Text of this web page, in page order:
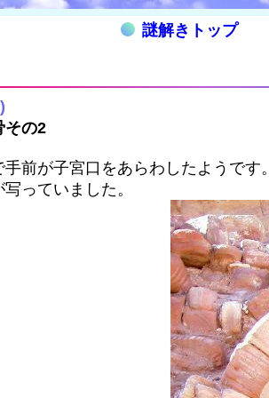
謎解きトップ
の2
前が子宮口をあらわしたようです。
っていました。